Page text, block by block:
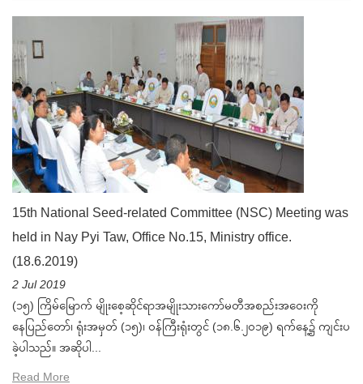
15th National Seed-related Committee (NSC) Meeting was
held in Nay Pyi Taw, Office No.15, Ministry office.
(18.6.2019)
2 Jul 2019
(၁၅) ကြိမ်မြောက် မျိုးစေ့ဆိုင်ရာအမျိုးသားကော်မတီအစည်းအဝေးကို
နေပြည်တော်၊ ရုံးအမှတ် (၁၅)၊ ဝန်ကြီးရုံးတွင် (၁၈.၆.၂၀၁၉) ရက်နေ့၌ ကျင်းပ
ခဲ့ပါသည်။ အဆိုပါ...
Read More